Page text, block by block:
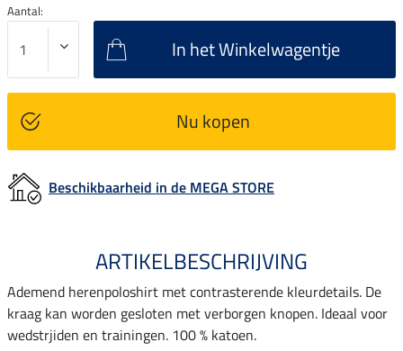
Aantal:
In het Winkelwagentje
Nu kopen
Beschikbaarheid in de MEGA STORE
ARTIKELBESCHRIJVING
Ademend herenpoloshirt met contrasterende kleurdetails. De
kraag kan worden gesloten met verborgen knopen. Ideaal voor
wedstrjiden en trainingen. 100 % katoen.